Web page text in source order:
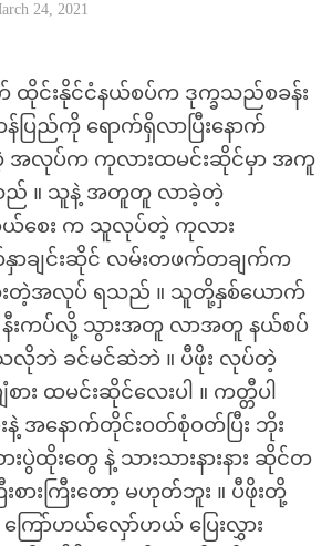
24, 2021
ထိုင်းနိုင်ငံနယ်စပ်က ဒုက္ခသည်စခန်း
ပြည်ကို ရောက်ရှိလာပြီးနောက်
အလုပ်က ကုလားထမင်းဆိုင်မှာ အကူ
သည် ။ သူနဲ့ အတူတူ လာခဲ့တဲ့
ယ်စေး က သူလုပ်တဲ့ ကုလား
ာချင်းဆိုင် လမ်းတဖက်တချက်က
းတဲ့အလုပ် ရသည် ။ သူတို့နှစ်ယောက်
နီးကပ်လို့ သွားအတူ လာအတူ နယ်စပ်
သလိုဘဲ ခင်မင်ဆဲဘဲ ။ ပီဖိုး လုပ်တဲ့
း ထမင်းဆိုင်လေးပါ ။ ကတ္တီပါ
းနဲ့ အနောက်တိုင်းဝတ်စုံဝတ်ပြီး ဘိုး
ပွဲထိုးတွေ နဲ့ သားသားနားနား ဆိုင်တ
စားကြီးတော့ မဟုတ်ဘူး ။ ပီဖိုးတို့
ြော်ဟယ်လှော်ဟယ် ပြေးလွှား